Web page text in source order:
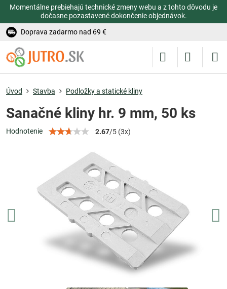
Momentálne prebiehajú technické zmeny webu a z tohto dôvodu je
dočasne pozastavené dokončenie objednávok.
Doprava zadarmo nad 69 €
Úvod Stavba Podložky a statické kliny
Sanačné kliny hr. 9 mm, 50 ks
Hodnotenie 2.67/5 (3x)